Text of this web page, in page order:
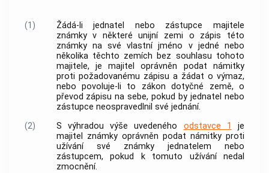
(1)
Žádá-li jednatel nebo zástupce majitele
známky v některé unijní zemi o zápis této
známky na své vlastní jméno v jedné nebo
několika těchto zemích bez souhlasu tohoto
majitele, je majitel oprávněn podat námitky
proti požadovanému zápisu a žádat o výmaz,
nebo povoluje-li to zákon dotyčné země, o
převod zápisu na sebe, pokud by jednatel nebo
zástupce neospravedlnil své jednání.
(2)
S výhradou výše uvedeného odstavce 1
je
majitel známky oprávněn podat námitky proti
užívání své známky jednatelem nebo
zástupcem, pokud k tomuto užívání nedal
zmocnění.